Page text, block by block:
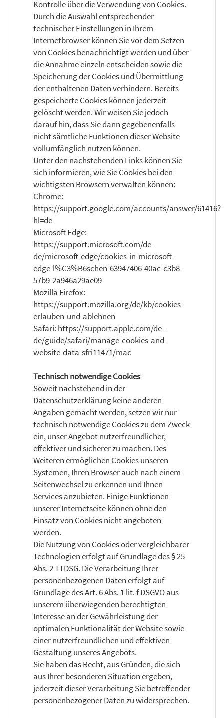
Kontrolle über die Verwendung von Cookies.
Durch die Auswahl entsprechender
technischer Einstellungen in Ihrem
Internetbrowser können Sie vor dem Setzen
von Cookies benachrichtigt werden und über
die Annahme einzeln entscheiden sowie die
Speicherung der Cookies und Übermittlung
der enthaltenen Daten verhindern. Bereits
gespeicherte Cookies können jederzeit
gelöscht werden. Wir weisen Sie jedoch
darauf hin, dass Sie dann gegebenenfalls
nicht sämtliche Funktionen dieser Website
vollumfänglich nutzen können.
Unter den nachstehenden Links können Sie
sich informieren, wie Sie Cookies bei den
wichtigsten Browsern verwalten können:
Chrome:
https://support.google.com/accounts/answer/61416?
hl=de
Microsoft Edge:
https://support.microsoft.com/de-
de/microsoft-edge/cookies-in-microsoft-
edge-l%C3%B6schen-63947406-40ac-c3b8-
57b9-2a946a29ae09
Mozilla Firefox:
https://support.mozilla.org/de/kb/cookies-
erlauben-und-ablehnen
Safari: https://support.apple.com/de-
de/guide/safari/manage-cookies-and-
website-data-sfri11471/mac
Technisch notwendige Cookies
Soweit nachstehend in der
Datenschutzerklärung keine anderen
Angaben gemacht werden, setzen wir nur
technisch notwendige Cookies zu dem Zweck
ein, unser Angebot nutzerfreundlicher,
effektiver und sicherer zu machen. Des
Weiteren ermöglichen Cookies unseren
Systemen, Ihren Browser auch nach einem
Seitenwechsel zu erkennen und Ihnen
Services anzubieten. Einige Funktionen
unserer Internetseite können ohne den
Einsatz von Cookies nicht angeboten
werden.
Die Nutzung von Cookies oder vergleichbarer
Technologien erfolgt auf Grundlage des § 25
Abs. 2 TTDSG. Die Verarbeitung Ihrer
personenbezogenen Daten erfolgt auf
Grundlage des Art. 6 Abs. 1 lit. f DSGVO aus
unserem überwiegenden berechtigten
Interesse an der Gewährleistung der
optimalen Funktionalität der Website sowie
einer nutzerfreundlichen und effektiven
Gestaltung unseres Angebots.
Sie haben das Recht, aus Gründen, die sich
aus Ihrer besonderen Situation ergeben,
jederzeit dieser Verarbeitung Sie betreffender
personenbezogener Daten zu widersprechen.